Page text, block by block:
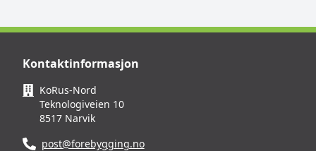
Kontaktinformasjon
KoRus-Nord
Teknologiveien 10
8517 Narvik
post@forebygging.no